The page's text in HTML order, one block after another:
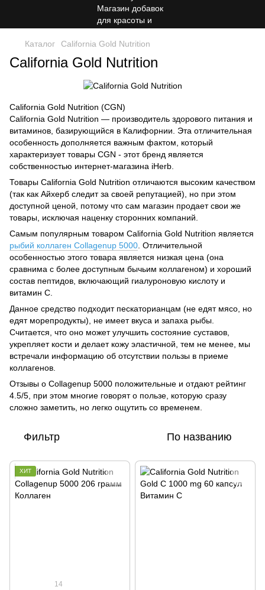
Каталог California Gold Nutrition
California Gold Nutrition
California Gold Nutrition (CGN)
California Gold Nutrition — производитель здорового питания и
витаминов, базирующийся в Калифорнии. Эта отличительная
особенность дополняется важным фактом, который
характеризует товары CGN - этот бренд является
собственностью интернет-магазина iHerb.
Товары California Gold Nutrition отличаются высоким качеством
(так как Айхерб следит за своей репутацией), но при этом
доступной ценой, потому что сам магазин продает свои же
товары, исключая наценку сторонних компаний.
Самым популярным товаром California Gold Nutrition является
рыбий коллаген Collagenup 5000. Отличительной
особенностью этого товара является низкая цена (она
сравнима с более доступным бычьим коллагеном) и хороший
состав пептидов, включающий гиалуроновую кислоту и
витамин C.
Данное средство подходит пескаторианцам (не едят мясо, но
едят морепродукты), не имеет вкуса и запаха рыбы.
Считается, что оно может улучшить состояние суставов,
укрепляет кости и делает кожу эластичной, тем не менее, мы
встречали информацию об отсутствии пользы в приеме
коллагенов.
Отзывы о Collagenup 5000 положительные и отдают рейтинг
4.5/5, при этом многие говорят о пользе, которую сразу
сложно заметить, но легко ощутить со временем.
Фильтр По названию
ХИТ
14